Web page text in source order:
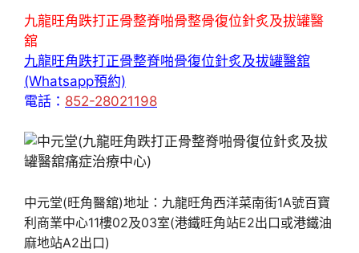
九龍旺角跌打正骨整脊啪骨整骨復位針炙及拔罐醫
舘
九龍旺角跌打正骨整脊啪骨復位針炙及拔罐醫舘
(Whatsapp預約)
電話： 852-28021198
中元堂(旺角醫舘)地址：九龍旺角西洋菜南街1A號百寶
利商業中心11樓02及03室(港鐵旺角站E2出口或港鐵油
麻地站A2出口)